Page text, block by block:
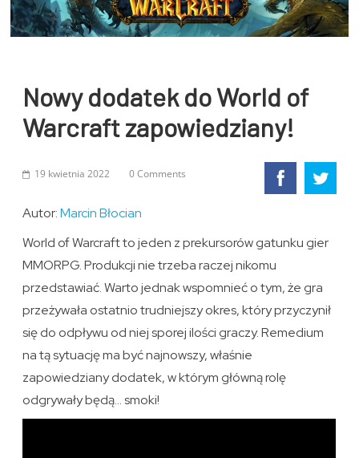
Nowy dodatek do World of
Warcraft zapowiedziany!
19 kwietnia 2022 0 Comments
Autor:Marcin Błocian
World of Warcraft to jeden z prekursorów gatunku gier
MMORPG. Produkcji nie trzeba raczej nikomu
przedstawiać. Warto jednak wspomnieć o tym, że gra
przeżywała ostatnio trudniejszy okres, który przyczynił
się do odpływu od niej sporej ilości graczy. Remedium
na tą sytuację ma być najnowszy, właśnie
zapowiedziany dodatek, w którym główną rolę
odgrywały będą… smoki!